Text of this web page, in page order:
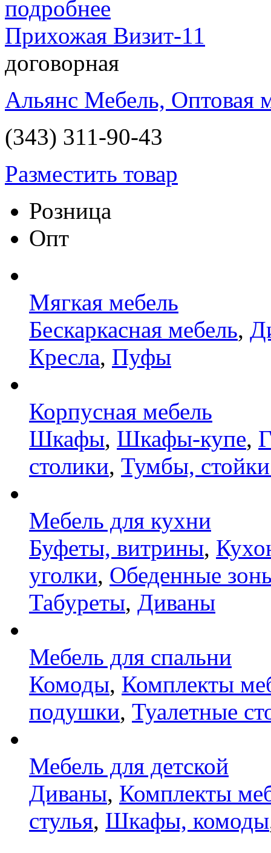
Прихожая Визит-11
договорная
Альянс Мебель, Оптовая
(343) 311-90-43
Разместить товар
Розница
Опт
Мягкая мебель
Бескаркасная мебель,
Кресла, Пуфы
Корпусная мебель
Шкафы, Шкафы-купе,
столики, Тумбы,
Мебель для кухни
Буфеты, витрины,
уголки, Обеденные
Табуреты, Диваны
Мебель для спальни
Комоды, Комплекты
подушки, Туалетные
Мебель для детской
Диваны, Комплекты
стулья, Шкафы, комоды